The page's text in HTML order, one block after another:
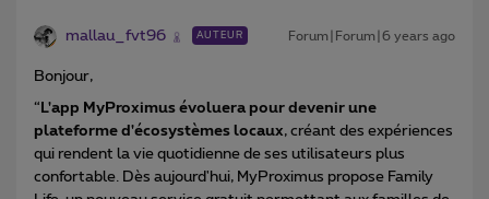
mallau_fvt96 AUTEUR Forum|Forum|6 years ago
Bonjour,
“ L'app MyProximus évoluera pour devenir une
plateforme d'écosystèmes locaux, créant des expériences
qui rendent la vie quotidienne de ses utilisateurs plus
confortable. Dès aujourd'hui, MyProximus propose Family